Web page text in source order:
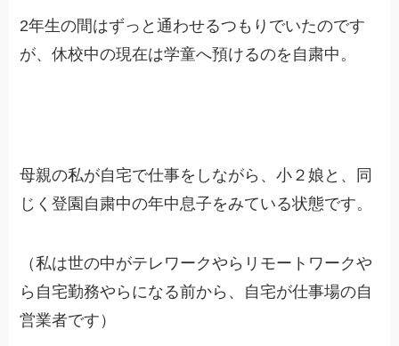
2年生の間はずっと通わせるつもりでいたのです
が、休校中の現在は学童へ預けるのを自粛中。
母親の私が自宅で仕事をしながら、小２娘と、同
じく登園自粛中の年中息子をみている状態です。
（私は世の中がテレワークやらリモートワークや
ら自宅勤務やらになる前から、自宅が仕事場の自
営業者です）